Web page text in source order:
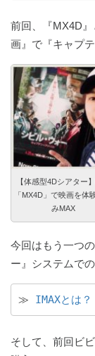
前回、『MX4D
画』で『キャプ
【体感型4Dシアター
「MX4D」で映画を体
みMAX
今回はもう一つ
ー』システムで
≫ IMAXとは？
そして、前回ビ